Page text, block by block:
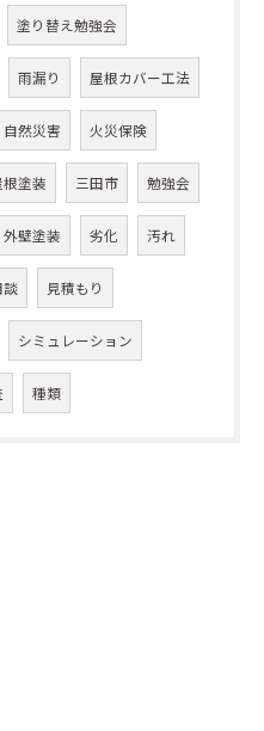
塗り替え勉強会
雨漏り 屋根カバー工法
自然災害 火災保険
根塗装 三田市 勉強会
外壁塗装 劣化 汚れ
談 見積もり
シミュレーション
種類